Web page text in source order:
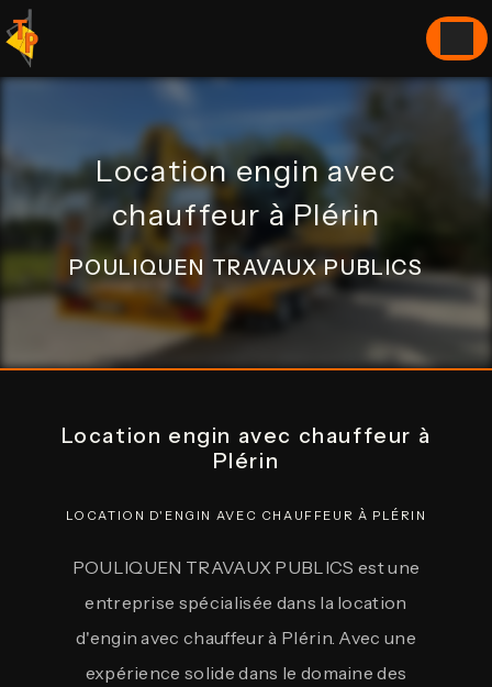
Location engin avec
chauffeur à Plérin
POULIQUEN TRAVAUX PUBLICS
Location engin avec chauffeur à
Plérin
LOCATION D'ENGIN AVEC CHAUFFEUR À PLÉRIN
POULIQUEN TRAVAUX PUBLICS est une
entreprise spécialisée dans la location
d'engin avec chauffeur à Plérin. Avec une
expérience solide dans le domaine des
Panneau de gestion des cookies